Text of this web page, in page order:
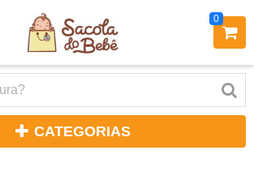
0
CATEGORIAS